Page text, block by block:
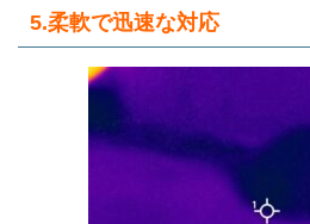
5.柔軟で迅速な対応